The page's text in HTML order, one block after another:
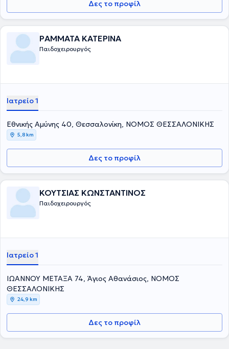
στα νοσοκομεία παίδων St Mary's & Booth Hall του Manchester.
Συγκεντρώνει μια σειρά από μεταπτυχιακούς τίτλους σπουδών από
βασικές υπηρεσίες που παρέχει είναι η χειρουργική υποσπαδία, η
χειρουργική νεογνών, η παιδοουρολογία και η λαπαροσκοπική
Δες το προφίλ
ΡΑΜΜΑΤΑ ΚΑΤΕΡΙΝΑ
Παιδοχειρουργός
Ιατρείο 1
Εθνικής Αμύνης 40, Θεσσαλονίκη, ΝΟΜΟΣ ΘΕΣΣΑΛΟΝΙΚΗΣ
5,8 km
Δες το προφίλ
ΚΟΥΤΣΙΑΣ ΚΩΝΣΤΑΝΤΙΝΟΣ
Παιδοχειρουργός
Ιατρείο 1
ΙΩΑΝΝΟΥ ΜΕΤΑΞΑ 74, Άγιος Αθανάσιος, ΝΟΜΟΣ
ΘΕΣΣΑΛΟΝΙΚΗΣ
24,9 km
Δες το προφίλ